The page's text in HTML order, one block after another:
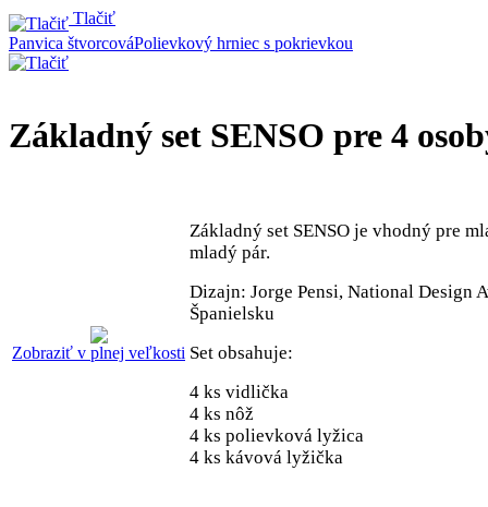
Tlačiť
Panvica štvorcováPolievkový hrniec s pokrievkou
Základný set SENSO pre 4
Zobraziť v plnej veľkosti
Základný set SENSO je vhodný pre
mladý pár.
Dizajn: Jorge Pensi, National Design
Španielsku
Set obsahuje:
4 ks vidlička
4 ks nôž
4 ks polievková lyžica
4 ks kávová lyžička